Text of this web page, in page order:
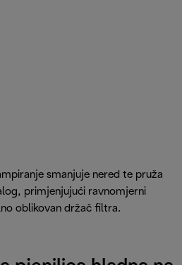
smanjuje nered te pruža
primjenjujući ravnomjerni
oblikovan držač filtra.